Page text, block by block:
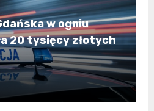
w ogniu
20 tysięcy złotych